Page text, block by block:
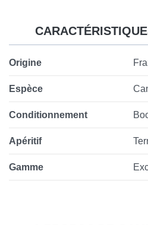
Origine
Espèce
Conditionnement
Apéritif
Gamme